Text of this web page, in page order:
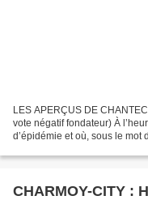
LES APERÇUS DE
vote négatif fondateur) À
d’épidémie et où, sous le mot
CHARMOY-CITY :